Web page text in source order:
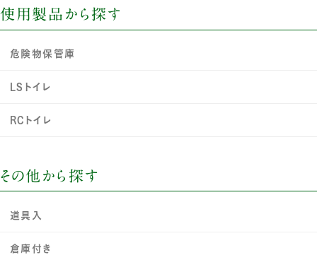
使用製品から探す
危険物保管庫
LSトイレ
RCトイレ
その他から探す
道具入
倉庫付き